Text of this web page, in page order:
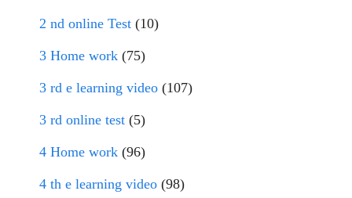
2 nd online Test (10)
3 Home work (75)
3 rd e learning video (107)
3 rd online test (5)
4 Home work (96)
4 th e learning video (98)